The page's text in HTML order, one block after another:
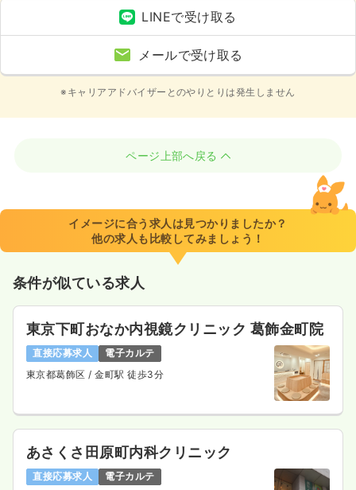
LINEで受け取る
メールで受け取る
※キャリアアドバイザーとのやりとりは発生しません
ページ上部へ戻る
イメージに合う求人は見つかりましたか？
他の求人も比較してみましょう！
条件が似ている求人
東京下町おなか内視鏡クリニック 葛飾金町院
直接応募求人
電子カルテ
東京都葛飾区 / 金町駅 徒歩3分
あさくさ田原町内科クリニック
直接応募求人
電子カルテ